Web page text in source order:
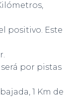
positivo. Este
por pistas
1 Km de